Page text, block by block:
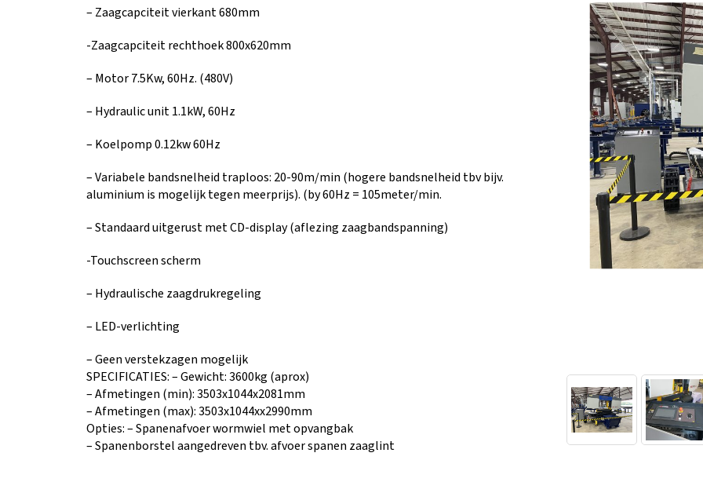
– Zaagcapciteit vierkant 680mm
-Zaagcapciteit rechthoek 800x620mm
– Motor 7.5Kw, 60Hz. (480V)
– Hydraulic unit 1.1kW, 60Hz
– Koelpomp 0.12kw 60Hz
– Variabele bandsnelheid traploos: 20-90m/min (hogere bandsnelheid tbv bijv.
aluminium is mogelijk tegen meerprijs). (by 60Hz = 105meter/min.
– Standaard uitgerust met CD-display (aflezing zaagbandspanning)
-Touchscreen scherm
– Hydraulische zaagdrukregeling
– LED-verlichting
– Geen verstekzagen mogelijk
SPECIFICATIES: – Gewicht: 3600kg (aprox)
– Afmetingen (min): 3503x1044x2081mm
– Afmetingen (max): 3503x1044xx2990mm
Opties: – Spanenafvoer wormwiel met opvangbak
– Spanenborstel aangedreven tbv. afvoer spanen zaaglint